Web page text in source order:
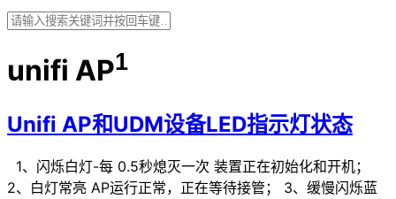
unifi AP1
Unifi AP和UDM设备LED指示灯状态
1、闪烁白灯-每 0.5秒熄灭一次 装置正在初始化和开机；
2、白灯常亮 AP运行正常，正在等待接管； 3、缓慢闪烁蓝